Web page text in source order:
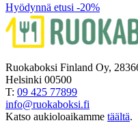
Hyödynnä etusi -20%
Ruokaboksi Finland Oy,
Helsinki 00500
T: 09 425 77899
info@ruokaboksi.fi
Katso aukioloaikamme täältä.